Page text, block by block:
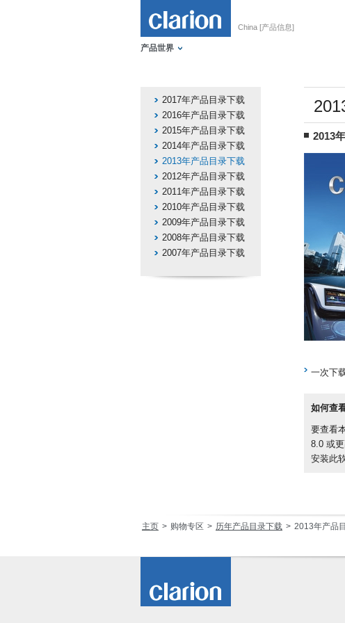
China [产品信息]
产品世界
2017年产品目录下载
2016年产品目录下载
2015年产品目录下载
2014年产品目录下载
2013年产品目录下载
2012年产品目录下载
2011年产品目录下载
2010年产品目录下载
2009年产品目录下载
2008年产品目录下载
2007年产品目录下载
2013
一次下
如何查
要查看
8.0 或
安装此
主页 购物专区 历年产品目录下载 2013年产品